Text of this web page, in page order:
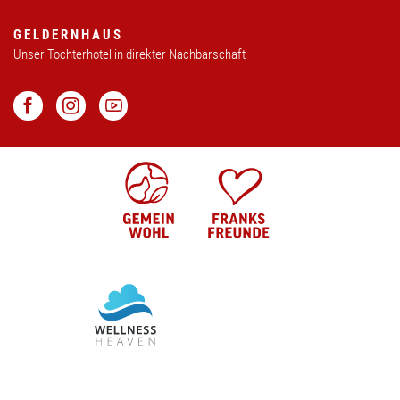
Feiern & Tagen
Gutschein
Newsletter
GELDERNHAUS
Unser Tochterhotel in direkter Nachbarschaft